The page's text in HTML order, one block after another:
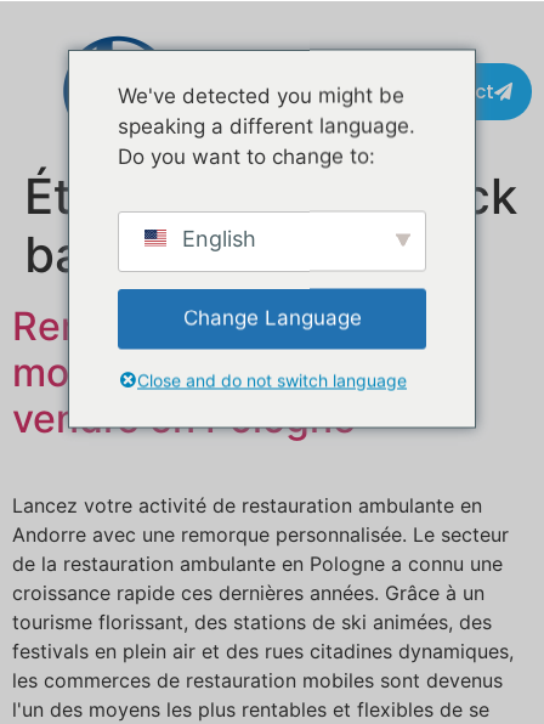
Contact
Étiquette :food truck
barbecue
Remorque alimentaire
mobile personnalisée à
vendre en Pologne
Lancez votre activité de restauration ambulante en
Andorre avec une remorque personnalisée. Le secteur
de la restauration ambulante en Pologne a connu une
croissance rapide ces dernières années. Grâce à un
tourisme florissant, des stations de ski animées, des
festivals en plein air et des rues citadines dynamiques,
les commerces de restauration mobiles sont devenus
l'un des moyens les plus rentables et flexibles de se
We've detected you might be
speaking a different language.
Do you want to change to:
English
Change Language
Close and do not switch language